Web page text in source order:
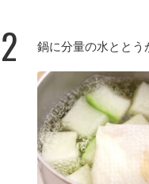
2 鍋に分量の水ととう